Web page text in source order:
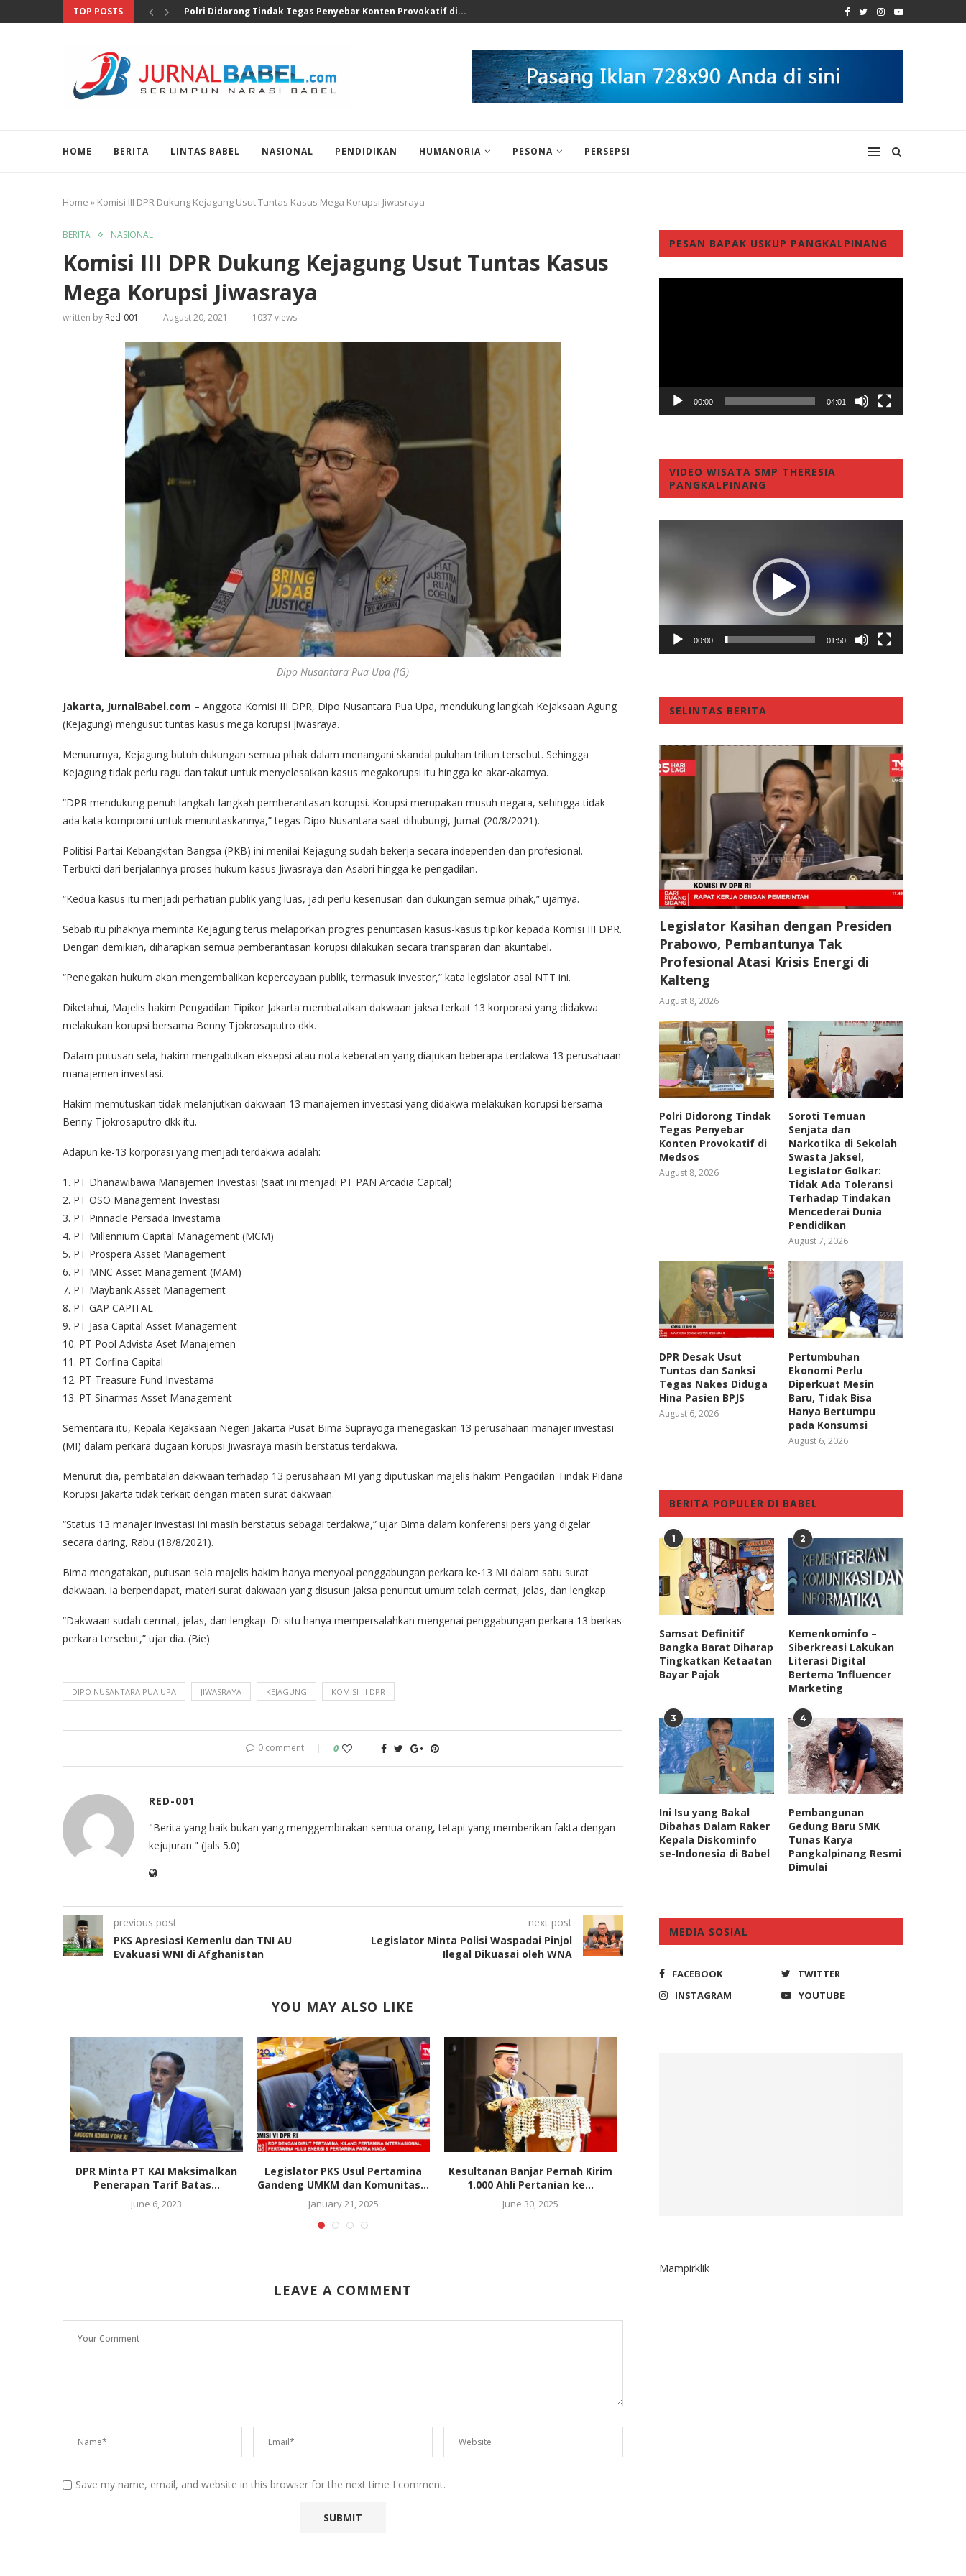
TOP POSTS Soroti Temuan Senjata dan Narkotika di Sekolah Swasta...
HOME BERITA LINTAS BABEL NASIONAL PENDIDIKAN HUMANORIA PESONA PERSEPSI
Home » Komisi III DPR Dukung Kejagung Usut Tuntas Kasus Mega Korupsi Jiwasraya
BERITA NASIONAL
Komisi III DPR Dukung Kejagung Usut Tuntas Kasus
Mega Korupsi Jiwasraya
written by Red-001 August 20, 2021 1037 views
Dipo Nusantara Pua Upa (IG)
Jakarta, JurnalBabel.com – Anggota Komisi III DPR, Dipo Nusantara Pua Upa, mendukung langkah Kejaksaan Agung
(Kejagung) mengusut tuntas kasus mega korupsi Jiwasraya.
Menururnya, Kejagung butuh dukungan semua pihak dalam menangani skandal puluhan triliun tersebut. Sehingga
Kejagung tidak perlu ragu dan takut untuk menyelesaikan kasus megakorupsi itu hingga ke akar-akarnya.
“DPR mendukung penuh langkah-langkah pemberantasan korupsi. Korupsi merupakan musuh negara, sehingga tidak
ada kata kompromi untuk menuntaskannya,” tegas Dipo Nusantara saat dihubungi, Jumat (20/8/2021).
Politisi Partai Kebangkitan Bangsa (PKB) ini menilai Kejagung sudah bekerja secara independen dan profesional.
Terbukti dari berjalannya proses hukum kasus Jiwasraya dan Asabri hingga ke pengadilan.
“Kedua kasus itu menjadi perhatian publik yang luas, jadi perlu keseriusan dan dukungan semua pihak,” ujarnya.
Sebab itu pihaknya meminta Kejagung terus melaporkan progres penuntasan kasus-kasus tipikor kepada Komisi III DPR.
Dengan demikian, diharapkan semua pemberantasan korupsi dilakukan secara transparan dan akuntabel.
“Penegakan hukum akan mengembalikan kepercayaan publik, termasuk investor,” kata legislator asal NTT ini.
Diketahui, Majelis hakim Pengadilan Tipikor Jakarta membatalkan dakwaan jaksa terkait 13 korporasi yang didakwa
melakukan korupsi bersama Benny Tjokrosaputro dkk.
Dalam putusan sela, hakim mengabulkan eksepsi atau nota keberatan yang diajukan beberapa terdakwa 13 perusahaan
manajemen investasi.
Hakim memutuskan tidak melanjutkan dakwaan 13 manajemen investasi yang didakwa melakukan korupsi bersama
Benny Tjokrosaputro dkk itu.
Adapun ke-13 korporasi yang menjadi terdakwa adalah:
1. PT Dhanawibawa Manajemen Investasi (saat ini menjadi PT PAN Arcadia Capital)
2. PT OSO Management Investasi
3. PT Pinnacle Persada Investama
4. PT Millennium Capital Management (MCM)
5. PT Prospera Asset Management
6. PT MNC Asset Management (MAM)
7. PT Maybank Asset Management
8. PT GAP CAPITAL
9. PT Jasa Capital Asset Management
10. PT Pool Advista Aset Manajemen
11. PT Corfina Capital
12. PT Treasure Fund Investama
13. PT Sinarmas Asset Management
Sementara itu, Kepala Kejaksaan Negeri Jakarta Pusat Bima Suprayoga menegaskan 13 perusahaan manajer investasi
(MI) dalam perkara dugaan korupsi Jiwasraya masih berstatus terdakwa.
Menurut dia, pembatalan dakwaan terhadap 13 perusahaan MI yang diputuskan majelis hakim Pengadilan Tindak Pidana
Korupsi Jakarta tidak terkait dengan materi surat dakwaan.
“Status 13 manajer investasi ini masih berstatus sebagai terdakwa,” ujar Bima dalam konferensi pers yang digelar
secara daring, Rabu (18/8/2021).
Bima mengatakan, putusan sela majelis hakim hanya menyoal penggabungan perkara ke-13 MI dalam satu surat
dakwaan. Ia berpendapat, materi surat dakwaan yang disusun jaksa penuntut umum telah cermat, jelas, dan lengkap.
“Dakwaan sudah cermat, jelas, dan lengkap. Di situ hanya mempersalahkan mengenai penggabungan perkara 13 berkas
perkara tersebut,” ujar dia. (Bie)
DIPO NUSANTARA PUA UPA JIWASRAYA KEJAGUNG KOMISI III DPR
0 comment 0
RED-001
"Berita yang baik bukan yang menggembirakan semua orang, tetapi yang memberikan fakta dengan
kejujuran." (Jals 5.0)
previous post
PKS Apresiasi Kemenlu dan TNI AU
Evakuasi WNI di Afghanistan
next post
Legislator Minta Polisi Waspadai Pinjol
Ilegal Dikuasai oleh WNA
YOU MAY ALSO LIKE
DPR Minta PT KAI Maksimalkan
Penerapan Tarif Batas...
June 6, 2023
Legislator PKS Usul Pertamina
Gandeng UMKM dan Komunitas...
January 21, 2025
Kesultanan Banjar Pernah Kirim
1.000 Ahli Pertanian ke...
June 30, 2025
LEAVE A COMMENT
Save my name, email, and website in this browser for the next time I comment.
PESAN BAPAK USKUP PANGKALPINANG
00:00 04:01
VIDEO WISATA SMP THERESIA
PANGKALPINANG
00:00 01:50
SELINTAS BERITA
Legislator Kasihan dengan Presiden
Prabowo, Pembantunya Tak
Profesional Atasi Krisis Energi di
Kalteng
August 8, 2026
Polri Didorong Tindak
Tegas Penyebar
Konten Provokatif di
Medsos
August 8, 2026
Soroti Temuan
Senjata dan
Narkotika di Sekolah
Swasta Jaksel,
Legislator Golkar:
Tidak Ada Toleransi
Terhadap Tindakan
Mencederai Dunia
Pendidikan
August 7, 2026
DPR Desak Usut
Tuntas dan Sanksi
Tegas Nakes Diduga
Hina Pasien BPJS
August 6, 2026
Pertumbuhan
Ekonomi Perlu
Diperkuat Mesin
Baru, Tidak Bisa
Hanya Bertumpu
pada Konsumsi
August 6, 2026
BERITA POPULER DI BABEL
1
Samsat Definitif
Bangka Barat Diharap
Tingkatkan Ketaatan
Bayar Pajak
2
Kemenkominfo –
Siberkreasi Lakukan
Literasi Digital
Bertema ‘Influencer
Marketing
3
Ini Isu yang Bakal
Dibahas Dalam Raker
Kepala Diskominfo
se-Indonesia di Babel
4
Pembangunan
Gedung Baru SMK
Tunas Karya
Pangkalpinang Resmi
Dimulai
MEDIA SOSIAL
FACEBOOK
TWITTER
INSTAGRAM
YOUTUBE
Mampirklik